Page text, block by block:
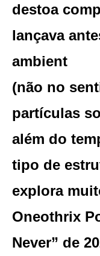
destoa
lançava
ambient
(não no
partículas
além do
tipo de
explora
Oneothrix
Never” de